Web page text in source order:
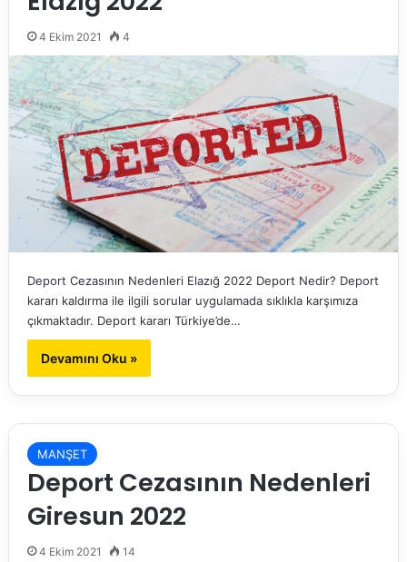
4 Ekim 2021 4
Deport Cezasının Nedenleri Elazığ 2022 Deport Nedir? Deport
kararı kaldırma ile ilgili sorular uygulamada sıklıkla karşımıza
çıkmaktadır. Deport kararı Türkiye’de…
Devamını Oku »
MANŞET
Deport Cezasının Nedenleri
Giresun 2022
4 Ekim 2021 14